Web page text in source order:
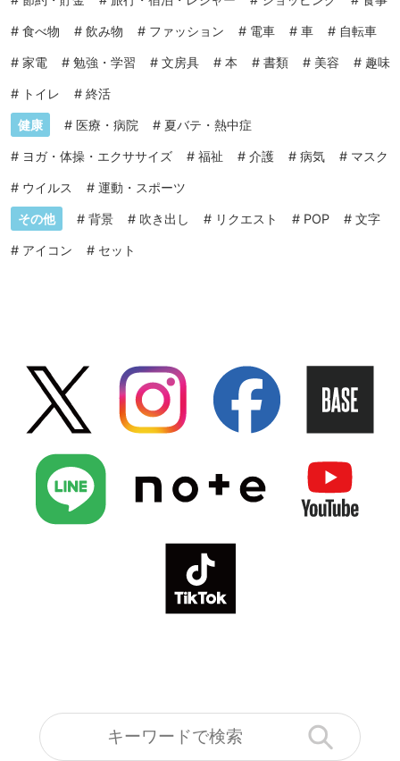
# 食べ物 # 飲み物 # ファッション # 電車 # 車 # 自転車
# 家電 # 勉強・学習 # 文房具 # 本 # 書類 # 美容 # 趣味
# トイレ # 終活
健康 # 医療・病院 # 夏バテ・熱中症
# ヨガ・体操・エクササイズ # 福祉 # 介護 # 病気 # マスク
# ウイルス # 運動・スポーツ
その他 # 背景 # 吹き出し # リクエスト # POP # 文字
# アイコン # セット